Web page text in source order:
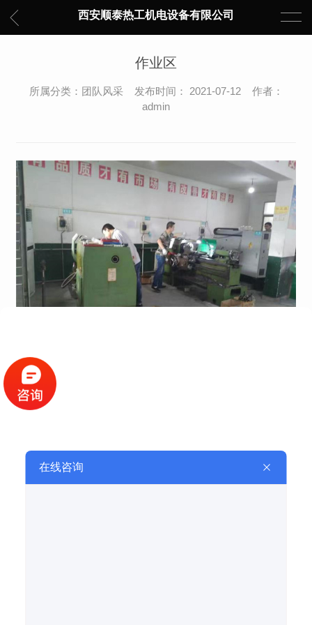
西安顺泰热工机电设备有限公司
作业区
所属分类：团队风采 发布时间： 2021-07-12 作者：
admin